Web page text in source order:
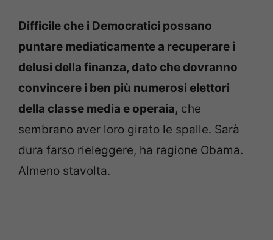
Difficile che i Democratici possano
puntare mediaticamente a recuperare i
delusi della finanza, dato che dovranno
convincere i ben più numerosi elettori
della classe media e operaia, che
sembrano aver loro girato le spalle. Sarà
dura farso rieleggere, ha ragione Obama.
Almeno stavolta.